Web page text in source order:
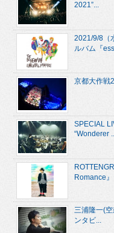
2021”...
2021/9/8（
ルバム『
京都大作戦
SPECIAL
“Wonderer
Romance
三浦隆一(
ンタビ...